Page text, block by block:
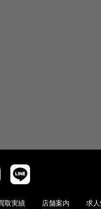
取実績 店舗案内 求